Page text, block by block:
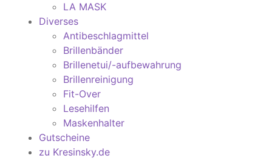
LA MASK
Diverses
Antibeschlagmittel
Brillenbänder
Brillenetui/-aufbewahrung
Brillenreinigung
Fit-Over
Lesehilfen
Maskenhalter
Gutscheine
zu Kresinsky.de